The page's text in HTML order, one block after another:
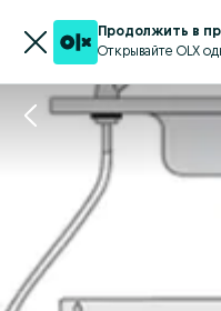
Продолжить в
Открывайте OLX